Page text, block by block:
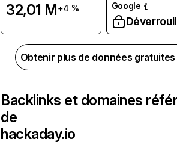
32,01 M+4 %
Google
Obtenir plus de données
Backlinks et domaines
de
hackaday.io